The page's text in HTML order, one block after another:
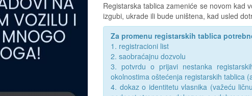
Registarska tablica zameniće se novom kad
izgubi, ukrade ili bude uništena, kad usled
Za promenu registarskih tablica
1. registracioni list
2. saobraćajnu dozvolu
3. potvrdu o prijavi nestanka
okolnostima oštećenja registarskih tablica
4. dokaz o identitetu vlasnika (važeću